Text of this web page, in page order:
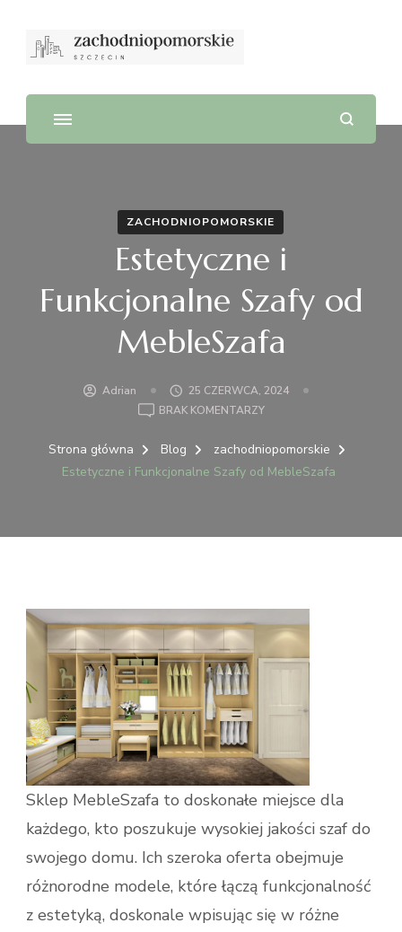
ZACHODNIOPOMORSKIE
Estetyczne i
Funkcjonalne Szafy od
MebleSzafa
Adrian
25 CZERWCA, 2024
BRAK KOMENTARZYDO
I
FUNKCJONALNE
Strona główna Blog
zachodniopomorskie
Estetyczne i Funkcjonalne Szafy od MebleSzafa
Sklep MebleSzafa to doskonałe miejsce dla
każdego, kto poszukuje wysokiej jakości szaf do
swojego domu. Ich szeroka oferta obejmuje
różnorodne modele, które łączą funkcjonalność
z estetyką, doskonale wpisując się w różne